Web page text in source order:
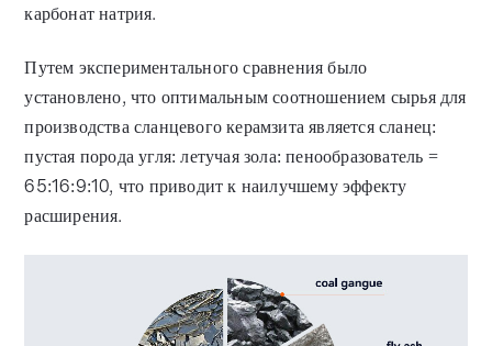
карбонат натрия.
Путем экспериментального сравнения было
установлено, что оптимальным соотношением сырья для
производства сланцевого керамзита является сланец:
пустая порода угля: летучая зола: пенообразователь =
65:16:9:10, что приводит к наилучшему эффекту
расширения.